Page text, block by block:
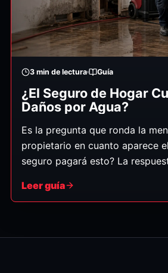
3 min de lectura Guía
¿El Seguro de Hogar
Daños por Agua?
Es la pregunta que ronda la
propietario en cuanto aparece
seguro pagará esto? La
agua que son súbitos y
puede saber en cuál de los dos
Leer guía